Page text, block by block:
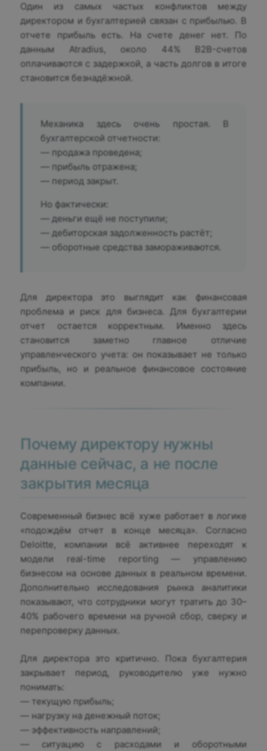
Один из самых частых конфликтов между
директором и бухгалтерией связан с прибылью. В
отчете прибыль есть. На счете денег нет. По
данным Atradius, около 44% B2B-счетов
оплачиваются с задержкой, а часть долгов в итоге
становится безнадёжной.
Механика здесь очень простая. В
бухгалтерской отчетности:
— продажа проведена;
— прибыль отражена;
— период закрыт.
Но фактически:
— деньги ещё не поступили;
— дебиторская задолженность растёт;
— оборотные средства замораживаются.
Для директора это выглядит как финансовая
проблема и риск для бизнеса. Для бухгалтерии
отчет остается корректным. Именно здесь
становится заметно главное отличие
управленческого учета: он показывает не только
прибыль, но и реальное финансовое состояние
компании.
Почему директору нужны
данные сейчас, а не после
закрытия месяца
Современный бизнес всё хуже работает в логике
«подождём отчет в конце месяца». Согласно
Deloitte, компании всё активнее переходят к
модели real-time reporting — управлению
бизнесом на основе данных в реальном времени.
Дополнительно исследования рынка аналитики
показывают, что сотрудники могут тратить до 30–
40% рабочего времени на ручной сбор, сверку и
перепроверку данных.
Для директора это критично. Пока бухгалтерия
закрывает период, руководителю уже нужно
понимать:
— текущую прибыль;
— нагрузку на денежный поток;
— эффективность направлений;
— ситуацию с расходами и оборотными